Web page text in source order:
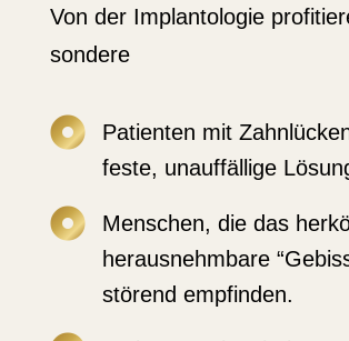
Von der Implan­to­logie
sondere

Patienten mit
feste, unauf­fällige

Menschen, die das
heraus­nehmbare
störend empfinden.